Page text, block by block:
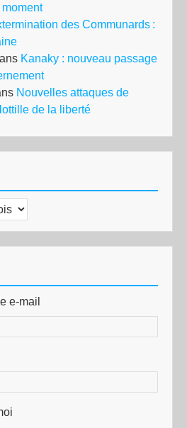
des Communards :
Kanaky : nouveau passage
Nouvelles attaques de
de la liberté
e-mail